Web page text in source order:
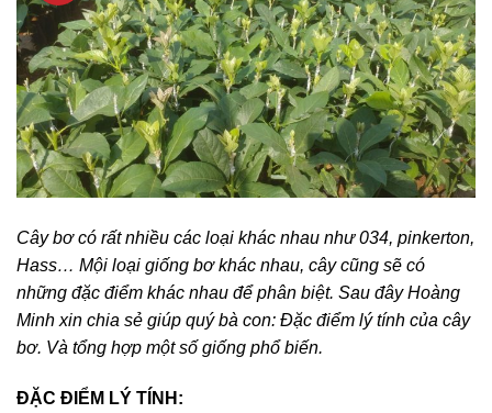
Cây bơ có rất nhiều các loại khác nhau như 034, pinkerton,
Hass… Mội loại giống bơ khác nhau, cây cũng sẽ có
những đặc điểm khác nhau để phân biệt. Sau đây Hoàng
Minh xin chia sẻ giúp quý bà con: Đặc điểm lý tính của cây
bơ. Và tổng hợp một số giống phổ biến.
ĐẶC ĐIỂM LÝ TÍNH: